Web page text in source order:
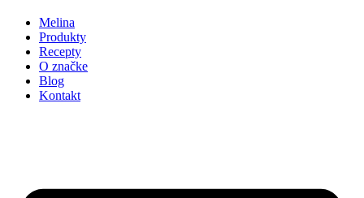
Melina
Produkty
Recepty
O značke
Blog
Kontakt